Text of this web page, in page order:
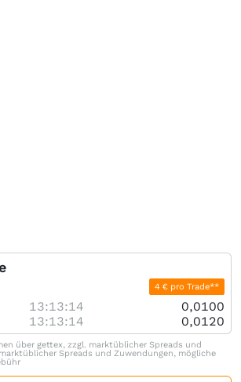
4 € pro Trade**
13:13:14
0,0100
13:13:14 0,0120
über gettex, zzgl. marktüblicher Spreads und
Spreads und Zuwendungen, mögliche